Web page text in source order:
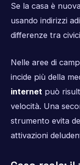
Se la casa è
usando indirizzi
differenze tra
Nelle aree di
incide più della
internet può
velocità. Una
strumento evita
attivazioni